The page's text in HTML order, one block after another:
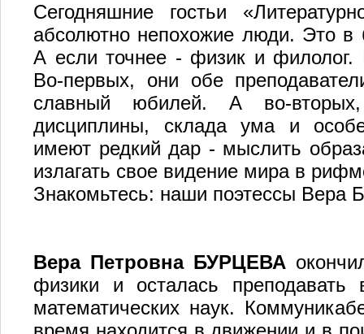
Сегодняшние гостьи
абсолютно непохожие люди. Это
А если точнее - физик и
Во-первых, они обе
славный юбилей. А во-
дисциплины, склада ума и
имеют редкий дар - мыслить
излагать свое видение мира в
Знакомьтесь: наши поэтессы Вера
Вера Петровна БУРЦЕВА
физики и осталась
математических наук.